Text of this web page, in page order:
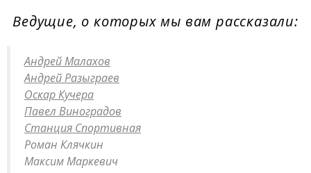
Ведущие, о которых мы вам рассказали:
Андрей Малахов
Андрей Разыграев
Оскар Кучера
Павел Виноградов
Станция Спортивная
Роман Клячкин
Максим Маркевич